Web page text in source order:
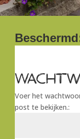
Voer het
post te bekijken.: